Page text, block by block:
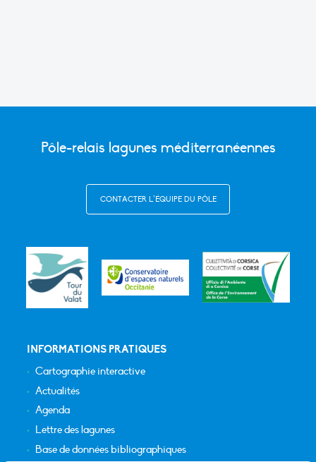
Pôle-relais lagunes méditerranéennes
CONTACTER L’ÉQUIPE DU PÔLE
INFORMATIONS PRATIQUES
Cartographie interactive
Actualités
Agenda
Lettre des lagunes
Base de données bibliographiques